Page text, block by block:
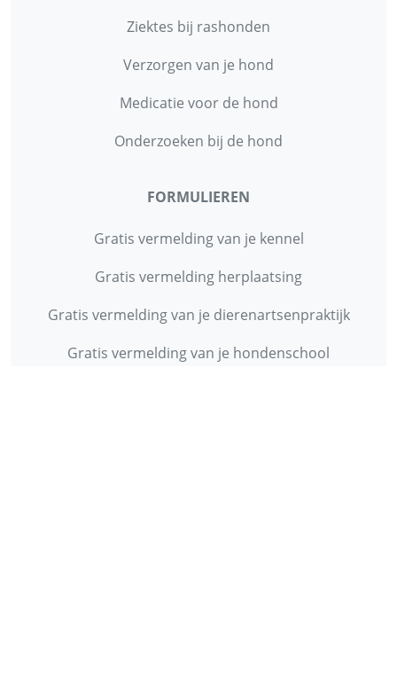
Ziektes bij rashonden
Verzorgen van je hond
Medicatie voor de hond
Onderzoeken bij de hond
FORMULIEREN
Gratis vermelding van je kennel
Gratis vermelding herplaatsing
Gratis vermelding van je dierenartsenpraktijk
Gratis vermelding van je hondenschool